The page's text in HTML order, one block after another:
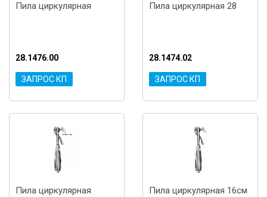
Пила циркулярная
28.1476.00
ЗАПРОС КП
Пила циркулярная 28
28.1474.02
ЗАПРОС КП
Пила циркулярная Пила циркулярная 16см